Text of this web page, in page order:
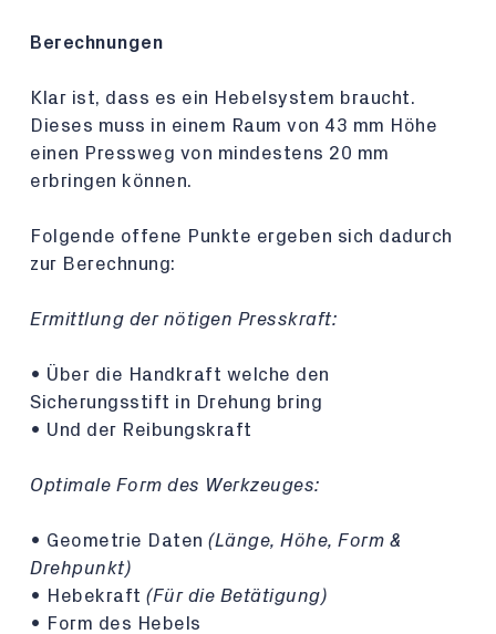
Berechnungen
Klar ist, dass es ein Hebelsystem braucht.
Dieses muss in einem Raum von 43 mm Höhe
einen Pressweg von mindestens 20 mm
erbringen können.
Folgende offene Punkte ergeben sich dadurch
zur Berechnung:
Ermittlung der nötigen Presskraft:
• Über die Handkraft welche den
Sicherungsstift in Drehung bring
• Und der Reibungskraft
Optimale Form des Werkzeuges:
• Geometrie Daten (Länge, Höhe, Form &
Drehpunkt)
• Hebekraft (Für die Betätigung)
• Form des Hebels